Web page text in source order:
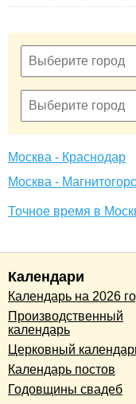
Москва - Краснодар
Москва -
Точное время в
Календари
Календарь на 2026
Производственный
календарь
Церковный
Календарь постов
Годовщины свадеб